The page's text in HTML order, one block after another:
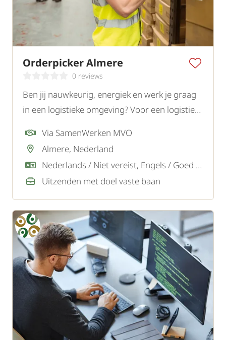
Orderpicker Almere
0 reviews
Ben jij nauwkeurig, energiek en werk je graag
in een logistieke omgeving? Voor een logistiek
orderpicker.
Via SamenWerken MVO
Almere, Nederland
Nederlands / Niet vereist, Engels / Goed / Voldoende
Uitzenden met doel vaste baan